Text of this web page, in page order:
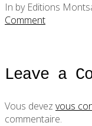
In by Editions
Comment
Leave a
Vous devez vous
commentaire.